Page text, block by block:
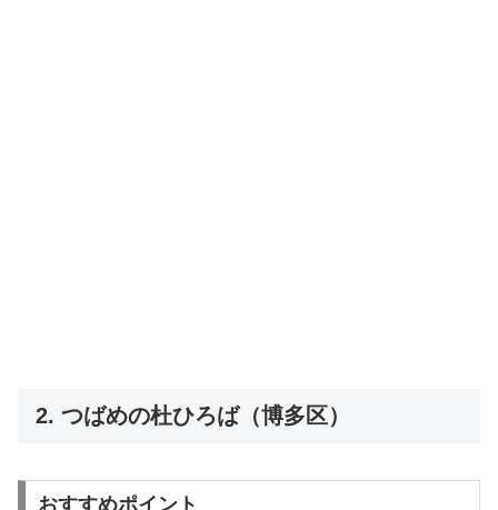
2. つばめの杜ひろば（博多区）
おすすめポイント